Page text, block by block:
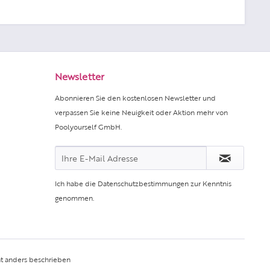
Newsletter
Abonnieren Sie den kostenlosen Newsletter und
verpassen Sie keine Neuigkeit oder Aktion mehr von
Poolyourself GmbH.
Ich habe die Datenschutzbestimmungenzur Kenntnis
genommen.
anders beschrieben